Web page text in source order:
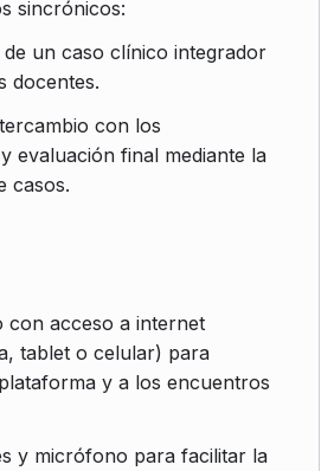
sincrónicos:
un caso clínico integrador
docentes.
con los
evaluación final mediante la
casos.
con acceso a internet
tablet o celular) para
y a los encuentros
y micrófono para facilitar la